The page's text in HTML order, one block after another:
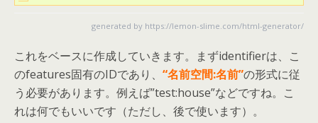
generated by https://lemon-slime.com/html-generator/
これをベースに作成していきます。まずidentifierは、こ
のfeatures固有のIDであり、 “名前空間:名前”の形式に従
う必要があります。例えば”test:house”などですね。こ
れは何でもいいです（ただし、後で使います）。